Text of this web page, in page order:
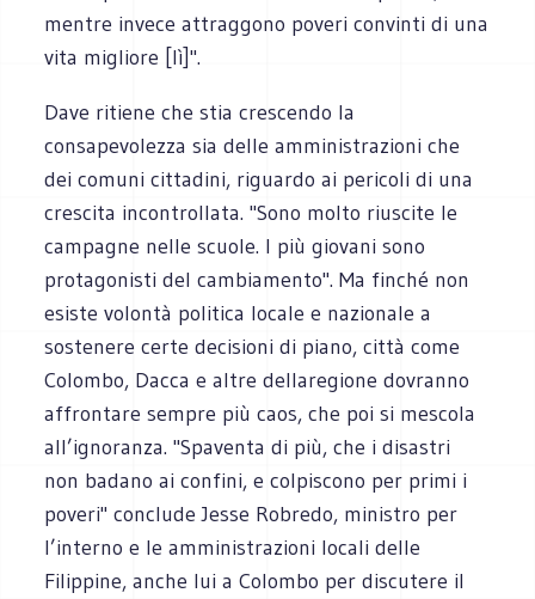
mentre invece attraggono poveri convinti di una
vita migliore [lì]".
Dave ritiene che stia crescendo la
consapevolezza sia delle amministrazioni che
dei comuni cittadini, riguardo ai pericoli di una
crescita incontrollata. "Sono molto riuscite le
campagne nelle scuole. I più giovani sono
protagonisti del cambiamento". Ma finché non
esiste volontà politica locale e nazionale a
sostenere certe decisioni di piano, città come
Colombo, Dacca e altre dellaregione dovranno
affrontare sempre più caos, che poi si mescola
all’ignoranza. "Spaventa di più, che i disastri
non badano ai confini, e colpiscono per primi i
poveri" conclude Jesse Robredo, ministro per
l’interno e le amministrazioni locali delle
Filippine, anche lui a Colombo per discutere il